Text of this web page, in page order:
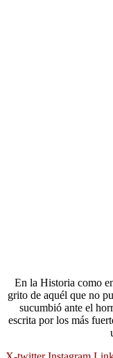
En la Historia como
grito de aquél que no
sucumbió ante el
escrita por los más